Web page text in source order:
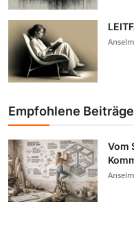
Empfohlene Beiträge
Vom